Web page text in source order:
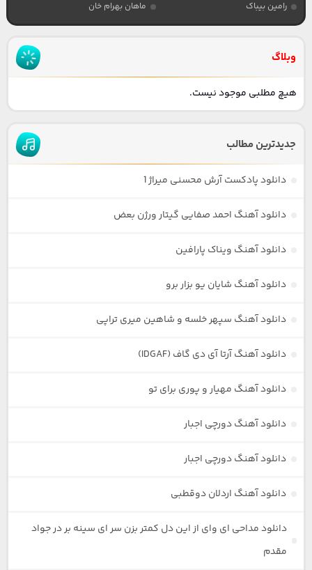
رامین بیباک
ماهان بهرام خان
وبلاگ
هیچ مطلبی موجود نیست.
جدیدترین مطالب
دانلود پادکست آرش محسنی میراژ 1
دانلود آهنگ احمد صفایی گیتار ورژن بعض
دانلود آهنگ ویناک پارافین
دانلود آهنگ شایان یو بزار برو
دانلود آهنگ سپهر خلسه و شاهین میری تراپی
دانلود آهنگ آرتا آی دی گاف (IDGAF)
دانلود آهنگ مهیار و پوری برای تو
دانلود آهنگ دورچی اجبار
دانلود آهنگ دورچی اجبار
دانلود آهنگ اردلان دوقطبی
دانلود مداحی ای وای از این دل کمتر بزن سر ای سینه بر در جواد
مقدم